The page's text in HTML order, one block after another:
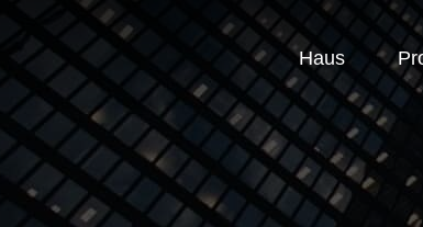
Haus